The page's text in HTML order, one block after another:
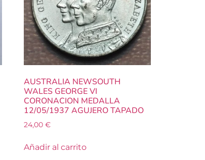
AUSTRALIA NEWSOUTH
WALES GEORGE VI
CORONACION MEDALLA
12/05/1937 AGUJERO TAPADO
24,00€
Añadir al carrito